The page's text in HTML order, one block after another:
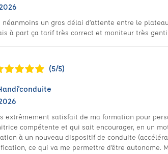
un gros délai d’attente entre le
à part ça tarif très correct et moniteur très
(5/5)
extrêmement satisfait de ma formation pour
compétente et qui sait encourager, en un
à un nouveau dispositif de conduite
ce qui va me permettre d'être autonome.